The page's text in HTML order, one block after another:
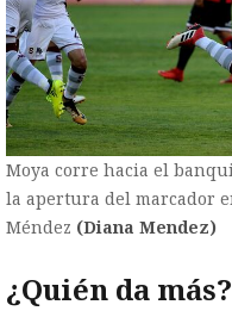
Moya corre hacia el
la apertura del marcador
Méndez (Diana Mendez)
¿Quién da